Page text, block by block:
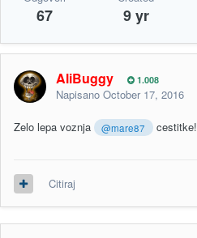
67 9 yr
AliBuggy 1.008
Napisano October 17, 2016
Zelo lepa voznja @mare87 cestitke!
Citiraj